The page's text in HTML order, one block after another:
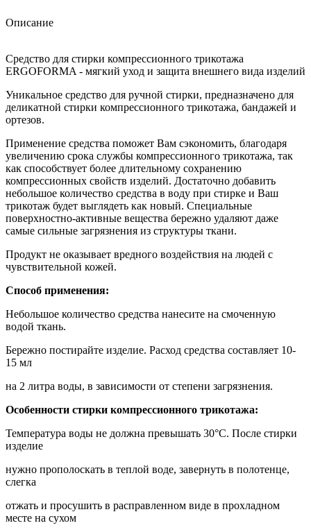
Описание
Средство для стирки компрессионного трикотажа
ERGOFORMA - мягкий уход и защита внешнего вида изделий
Уникальное средство для ручной стирки, предназначено для
деликатной стирки компрессионного трикотажа, бандажей и
ортезов.
Применение средства поможет Вам сэкономить, благодаря
увеличению срока службы компрессионного трикотажа, так
как способствует более длительному сохранению
компрессионных свойств изделий. Достаточно добавить
небольшое количество средства в воду при стирке и Ваш
трикотаж будет выглядеть как новый. Специальные
поверхностно-активные вещества бережно удаляют даже
самые сильные загрязнения из структуры ткани.
Продукт не оказывает вредного воздействия на людей с
чувствительной кожей.
Способ применения:
Небольшое количество средства нанесите на смоченную
водой ткань.
Бережно постирайте изделие. Расход средства составляет 10-
15 мл
на 2 литра воды, в зависимости от степени загрязнения.
Особенности стирки компрессионного трикотажа:
Температура воды не должна превышать 30°С. После стирки
изделие
нужно прополоскать в теплой воде, завернуть в полотенце,
слегка
отжать и просушить в расправленном виде в прохладном
месте на сухом